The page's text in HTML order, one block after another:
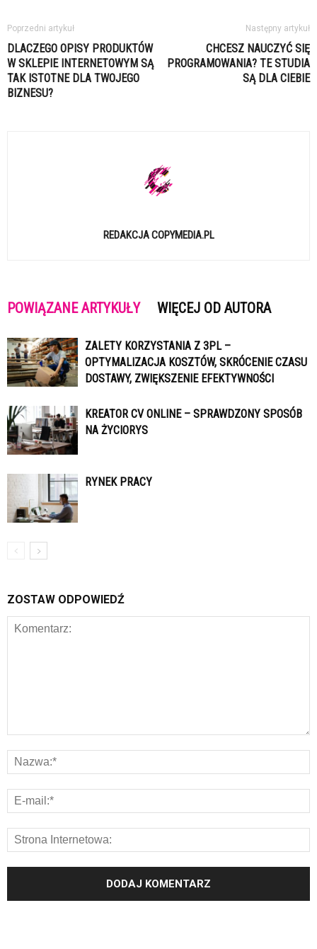
Poprzedni artykuł
DLACZEGO OPISY PRODUKTÓW
W SKLEPIE INTERNETOWYM SĄ
TAK ISTOTNE DLA TWOJEGO
BIZNESU?
Następny artykuł
CHCESZ NAUCZYĆ SIĘ
PROGRAMOWANIA? TE STUDIA
SĄ DLA CIEBIE
REDAKCJA COPYMEDIA.PL
POWIĄZANE ARTYKUŁY WIĘCEJ OD AUTORA
ZALETY KORZYSTANIA Z 3PL –
OPTYMALIZACJA KOSZTÓW, SKRÓCENIE CZASU
DOSTAWY, ZWIĘKSZENIE EFEKTYWNOŚCI
KREATOR CV ONLINE – SPRAWDZONY SPOSÓB
NA ŻYCIORYS
RYNEK PRACY
ZOSTAW ODPOWIEDŹ